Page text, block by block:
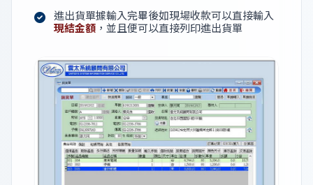
進出貨單據輸入完畢後如現場收款可以直接輸入
現結金額 ，並且便可以直接列印進出貨單